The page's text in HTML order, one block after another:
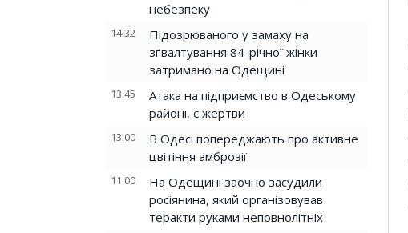
небезпеку
14:32
Підозрюваного у замаху на
зґвалтування 84-річної жінки
затримано на Одещині
13:45
Атака на підприємство в Одеському
районі, є жертви
13:00
В Одесі попереджають про активне
цвітіння амброзії
11:00
На Одещині заочно засудили
росіянина, який організовував
теракти руками неповнолітніх